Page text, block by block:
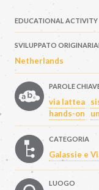
EDUCATIONAL ACTIVITY
SVILUPPATO
Netherlands
PAROLE
via lattea
hands-on
CATEGORIA
Galassie e
LUOGO